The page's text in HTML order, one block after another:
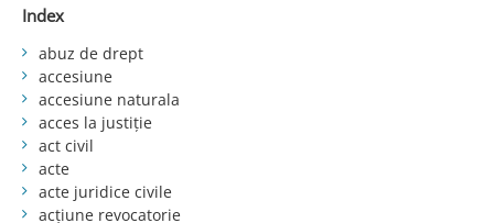
Index
abuz de drept
accesiune
accesiune naturala
acces la justiție
act civil
acte
acte juridice civile
acțiune revocatorie